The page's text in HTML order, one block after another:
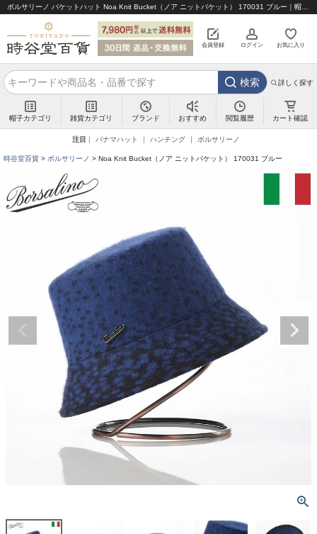
会員登録 ログイン お気に入り
検索 詳しく探す
帽子カテゴリ 雑貨カテゴリ ブランド おすすめ 閲覧履歴 カート確認
注目 パナマハット ハンチング ボルサリーノ
時谷堂百貨 ボルサリーノ Noa Knit Bucket（ノア ニットバケット） 170031 ブルー